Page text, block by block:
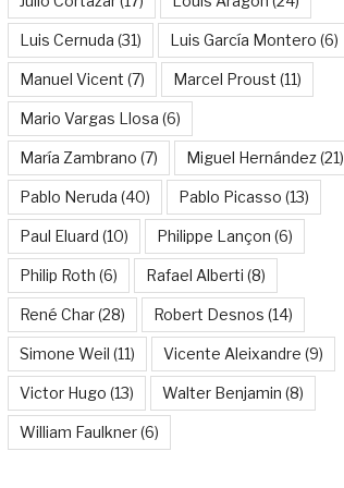
Luis Cernuda (31) Luis García Montero (6)
Manuel Vicent (7) Marcel Proust (11)
Mario Vargas Llosa (6)
María Zambrano (7) Miguel Hernández(21)
Pablo Neruda (40) Pablo Picasso (13)
Paul Eluard (10) Philippe Lançon (6)
Philip Roth (6) Rafael Alberti (8)
René Char(28) Robert Desnos (14)
Simone Weil (11) Vicente Aleixandre (9)
Victor Hugo (13) Walter Benjamin (8)
William Faulkner(6)